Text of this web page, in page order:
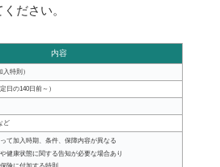
ださい。
内容
特則）
日の140日前～）
ど
て加入時期、条件、保障内容が異なる
健康状態に関する告知が必要な場合あり